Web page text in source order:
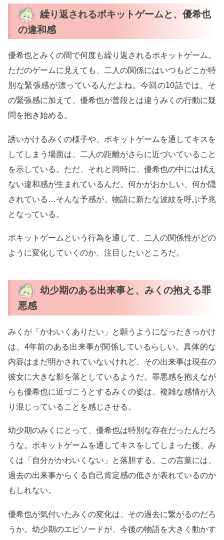
繰り返されるポキットゲームと、優希也
の違和感
優希也とみくの間で何度も繰り返されるポキットゲーム。
ただのゲームに見えても、二人の関係にはいつもどこか特
別な緊張感が漂っているんだよね。今回の10話では、そ
の緊張感に加えて、優希也が普段とは違うみくの行動に疑
問を抱き始める。
誘いかけるみくの様子や、ポキットゲームを通してキスを
してしまう場面は、二人の距離がさらに近づいていること
を示している。ただ、それと同時に、優希也の中には拭え
ない違和感が生まれているんだ。何かがおかしい、何か隠
されている…そんな予感が、物語に新たな波紋を呼ぶ予兆
となっている。
ポキットゲームという行為を通して、二人の関係性がどの
ように変化していくのか、注目したいところだ。
幼少期のある出来事と、みくの抱える罪
悪感
みくが「かわいくありたい」と願うようになったきっかけ
は、4年前のある出来事が関係しているらしい。具体的な
内容はまだ明かされていないけれど、その出来事は現在の
彼女に大きな影を落としているようだ。罪悪感を抱えなが
らも優希也に近づこうとするみくの姿は、複雑な感情が入
り混じっていることを感じさせる。
幼少期のみくにとって、優希也は特別な存在だったんだろ
うな。ポキットゲームを通してキスをしてしまった後、み
くは「自分がかわいくない」と落胆する。この言葉には、
過去の出来事からくる自己肯定感の低さが表れているのか
もしれない。
優希也が気付いたみくの変化は、その過去に繋がるのだろ
うか。幼少期のエピソードが、今後の物語を大きく動かす